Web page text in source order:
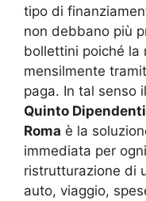
tipo di
non debbano più
bollettini poiché la
mensilmente
paga. In tal senso
Quinto
Roma è la
immediata per
ristrutturazione di
auto, viaggio,